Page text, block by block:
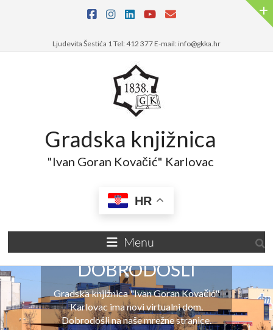
Ljudevita Šestića 1 Tel: 412 377 E-mail: info@gkka.hr
Gradska knjižnica
"Ivan Goran Kovačić" Karlovac
HR
Menu
DOBRODOŠLI
Gradska knjižnica "Ivan Goran Kovačić"
Karlovac ima novi virtualni dom.
Dobrodošli na naše mrežne stranice.